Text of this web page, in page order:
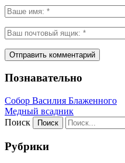
Познавательно
Собор Василия Блаженного
Медный всадник
Поиск
Рубрики